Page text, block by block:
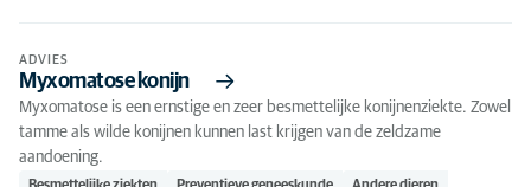
ADVIES
Myxomatose konijn
Myxomatose is een ernstige en zeer besmettelijke konijnenziekte. Zowel
tamme als wilde konijnen kunnen last krijgen van de zeldzame
aandoening.